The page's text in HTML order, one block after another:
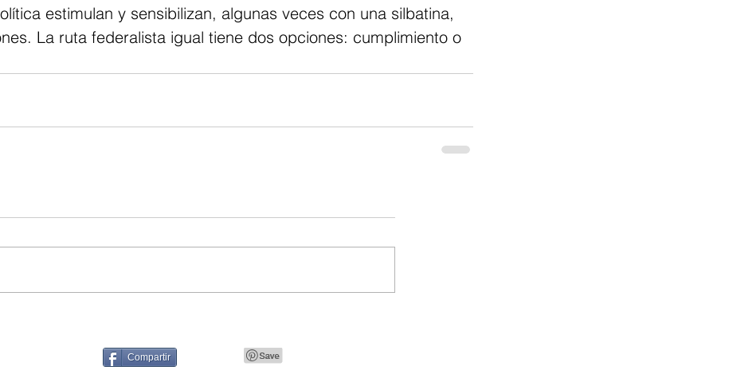
estimulan y sensibilizan, algunas veces con una silbatina,
La ruta federalista igual tiene dos opciones: cumplimiento o
Compartir